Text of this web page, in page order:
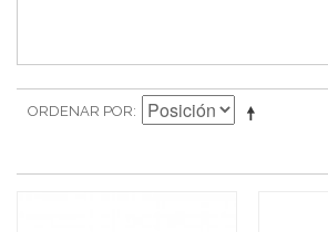
ORDENAR POR